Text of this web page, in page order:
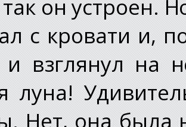
так он устроен.
с кровати и,
и взглянул на
луна!
Нет, она была